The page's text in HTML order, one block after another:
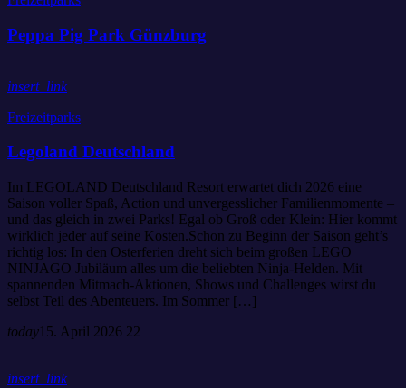
Peppa Pig Park Günzburg
insert_link
Freizeitparks
Legoland Deutschland
Im LEGOLAND Deutschland Resort erwartet dich 2026 eine
Saison voller Spaß, Action und unvergesslicher Familienmomente –
und das gleich in zwei Parks! Egal ob Groß oder Klein: Hier kommt
wirklich jeder auf seine Kosten.Schon zu Beginn der Saison geht’s
richtig los: In den Osterferien dreht sich beim großen LEGO
NINJAGO Jubiläum alles um die beliebten Ninja-Helden. Mit
spannenden Mitmach-Aktionen, Shows und Challenges wirst du
selbst Teil des Abenteuers. Im Sommer […]
today15. April 2026 22
insert_link